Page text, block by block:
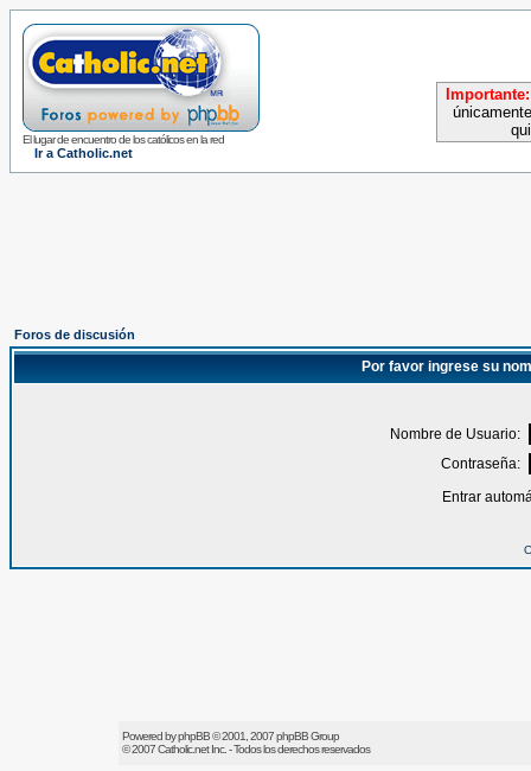
El lugar de encuentro de los católicos en la red
Ir a Catholic.net
Importante:
Foros de discusión
Por favor ingrese su
Nombre de Usuario:
Contraseña:
Entrar
Powered byphpBB© 2001, 2007 phpBB Group
© 2007Catholic.netInc. - Todos los derechos reservados